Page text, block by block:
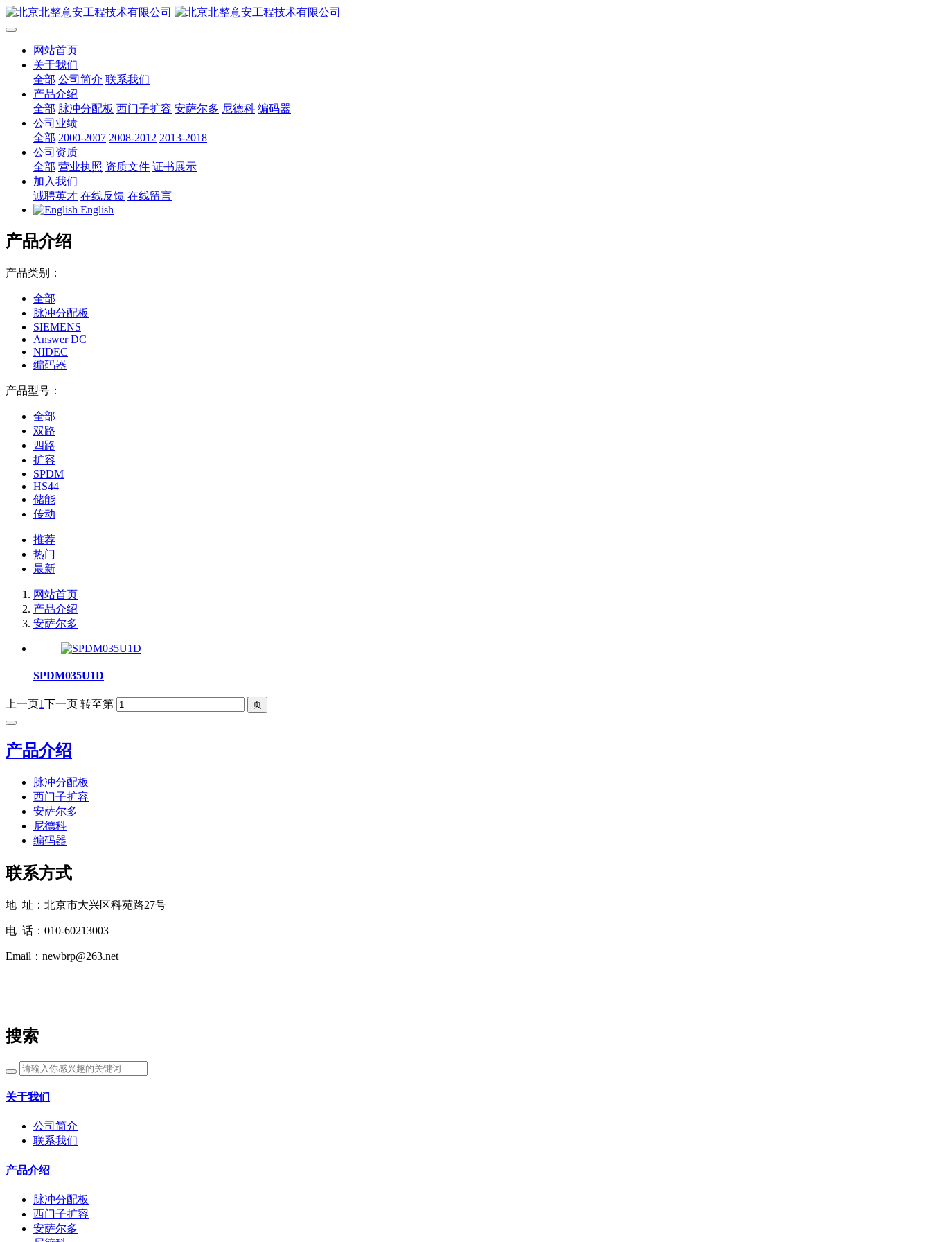
网站首页
关于我们
全部 公司简介 联系我们
产品介绍
全部 脉冲分配板 西门子扩容 安萨尔多 尼德科 编码器
公司业绩
全部 2000-2007 2008-2012 2013-2018
公司资质
全部 营业执照 资质文件 证书展示
加入我们
诚聘英才 在线反馈 在线留言
English
产品介绍
产品类别：
全部
脉冲分配板
SIEMENS
Answer DC
NIDEC
编码器
产品型号：
全部
双路
四路
扩容
SPDM
HS44
储能
传动
推荐
热门
最新
网站首页
产品介绍
安萨尔多
SPDM035U1D
上一页1下一页 转至第
产品介绍
脉冲分配板
西门子扩容
安萨尔多
尼德科
编码器
联系方式
地 址：北京市大兴区科苑路27号
电 话：010-60213003
Email：newbrp@263.net
搜索
关于我们
公司简介
联系我们
产品介绍
脉冲分配板
西门子扩容
安萨尔多